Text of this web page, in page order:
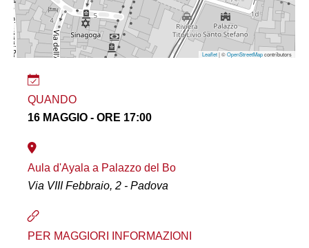
Leaflet| ©OpenStreetMapcontributors
QUANDO
16 MAGGIO - ORE 17:00
Aula d'Ayala a Palazzo del Bo
Via VIII Febbraio, 2 - Padova
PER MAGGIORI INFORMAZIONI